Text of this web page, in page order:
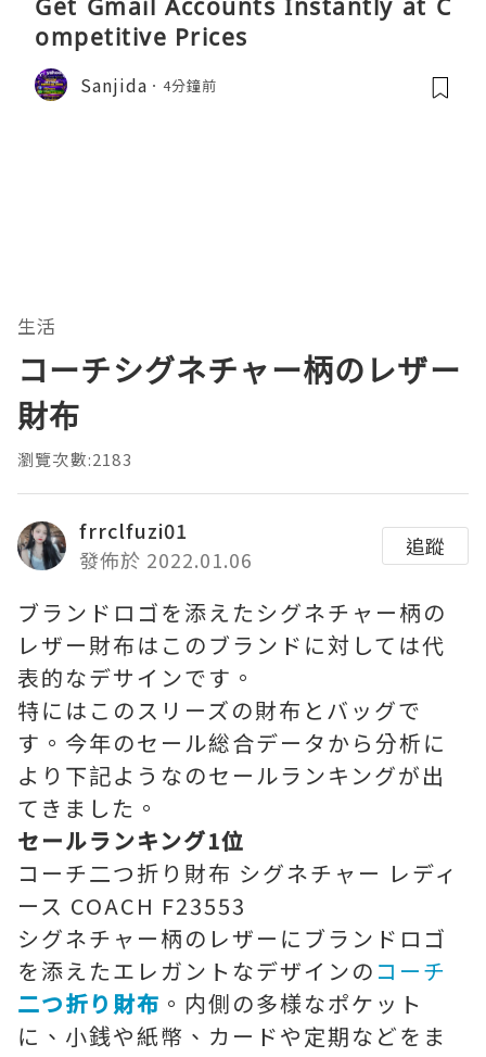
Get Gmail Accounts Instantly at C
ompetitive Prices
Sanjida 4分鐘前
生活
コーチシグネチャー柄のレザー
財布
瀏覽次數:2183
frrclfuzi01
發佈於 2022.01.06
追蹤
ブランドロゴを添えたシグネチャー柄の
レザー財布はこのブランドに対しては代
表的なデサインです。
特にはこのスリーズの財布とバッグで
す。今年のセール総合データから分析に
より下記ようなのセールランキングが出
てきました。
セールランキング1位
コーチ二つ折り財布 シグネチャー レディ
ース COACH F23553
シグネチャー柄のレザーにブランドロゴ
を添えたエレガントなデザインの コーチ
二つ折り財布 。内側の多様なポケット
に、小銭や紙幣、カードや定期などをま